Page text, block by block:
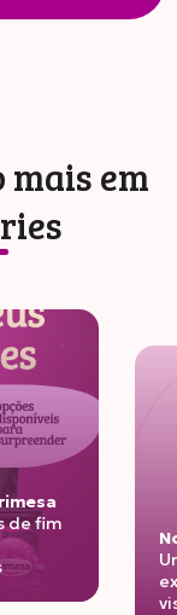
mais em
o novo padrão